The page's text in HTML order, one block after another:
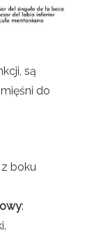
są
do
boku
: